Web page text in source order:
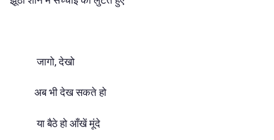
जागो, देखो
अब भी देख सकते हो
या बैठे हो आँखें मूंदे